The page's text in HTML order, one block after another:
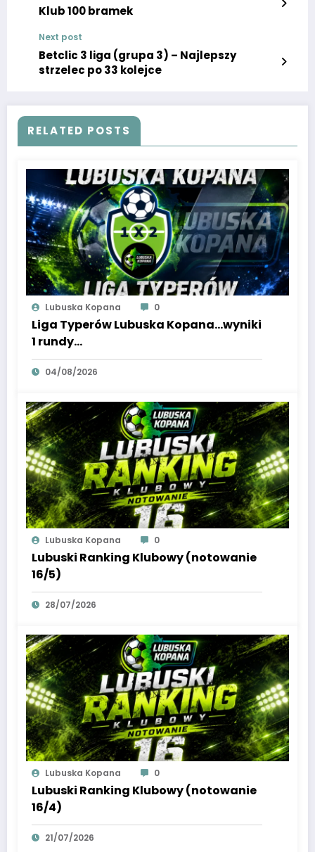
Klub 100 bramek
Next post
Betclic 3 liga (grupa 3) – Najlepszy
strzelec po 33 kolejce
RELATED POSTS
Lubuska Kopana 0
Liga Typerów Lubuska Kopana…wyniki
1 rundy…
04/08/2026
Lubuska Kopana 0
Lubuski Ranking Klubowy (notowanie
16/5)
28/07/2026
Lubuska Kopana 0
Lubuski Ranking Klubowy (notowanie
16/4)
21/07/2026